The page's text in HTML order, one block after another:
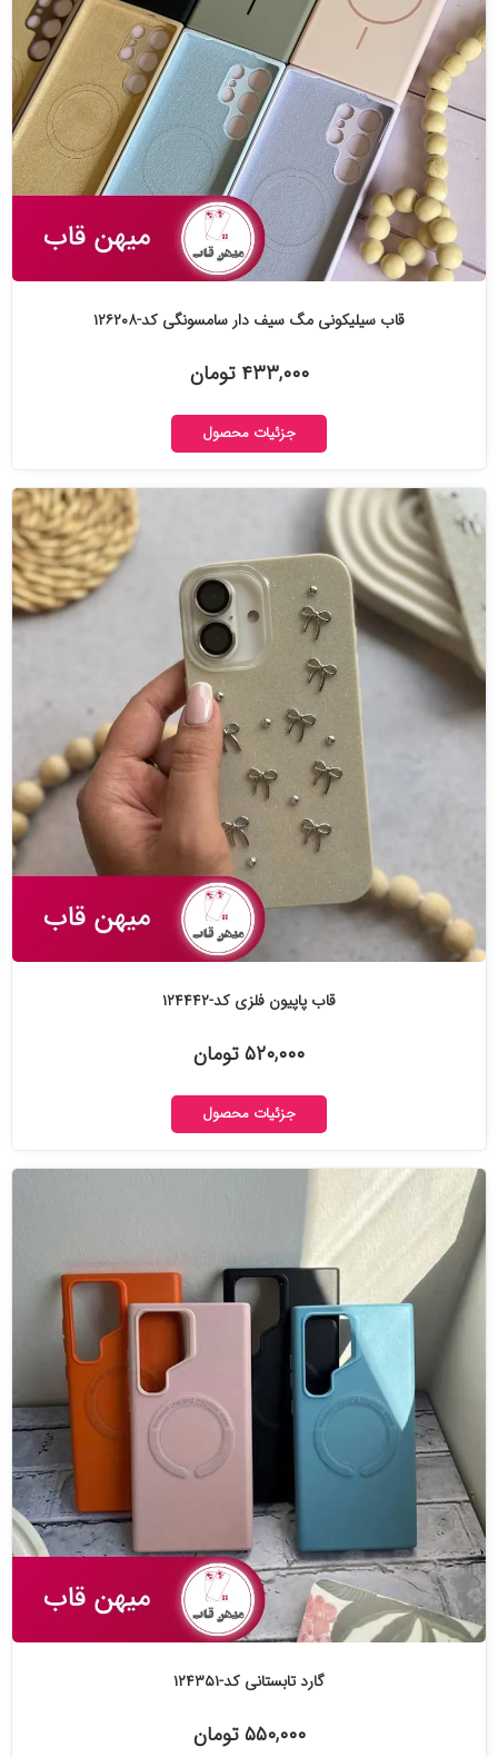
قاب سیلیکونی مگ سیف دار سامسونگی کد-۱۲۶۲۰۸
۴۳۳,۰۰۰ تومان
جزئیات محصول
قاب پاپیون فلزی کد-۱۲۴۴۴۲
۵۲۰,۰۰۰ تومان
جزئیات محصول
گارد تابستانی کد-۱۲۴۳۵۱
۵۵۰,۰۰۰ تومان